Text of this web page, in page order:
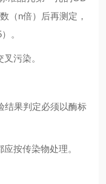
（n倍）后再测定，
。
污染。
结果判定必须以酶标
按传染物处理。